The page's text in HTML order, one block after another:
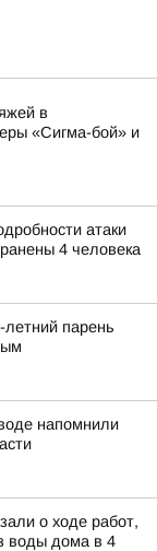
в
«Сигма-бой» и
атаки
4 человека
парень
напомнили
о ходе работ,
воды дома в 4